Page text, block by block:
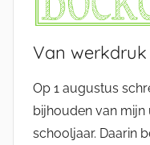
Van
Op 1 augustus
bijhouden van
schooljaar. Daarin